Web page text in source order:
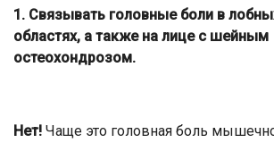
1. Связывать головные боли в
областях, а также на лице с шейным
остеохондрозом.
Нет! Чаще это головная боль